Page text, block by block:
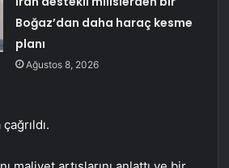
Boğaz’dan daha haraç kesme
planı
Ağustos 8, 2026